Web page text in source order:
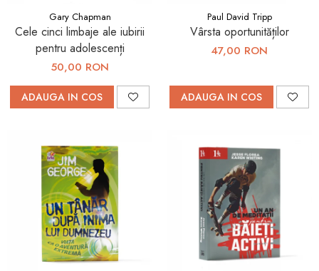
Gary Chapman
Cele cinci limbaje ale iubirii
pentru adolescenți
50,00 RON
ADAUGA IN COS
Paul David Tripp
Vârsta oportunităților
47,00 RON
ADAUGA IN COS